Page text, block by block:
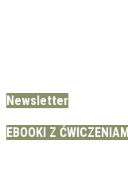
Newsletter
EBOOKI Z ĆWICZENIAMI